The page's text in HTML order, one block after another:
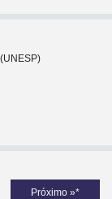
Próximo »*